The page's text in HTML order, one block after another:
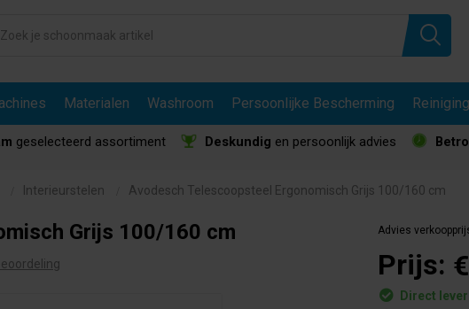
Materialen Washroom Persoonlijke Bescherming
geselecteerd assortiment Deskundig en persoonlijk advies
Interieurstelen Avodesch Telescoopsteel Ergonomisch Grijs 100/160 cm
Grijs 100/160 cm Advies
Prijs:
Direct